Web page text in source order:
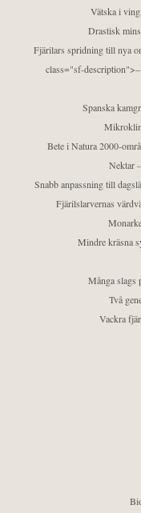
Vätska i
Drastisk
Fjärilars spridning till nya
class="sf-
Spanska
Bete i Natura 2000-
Nektar
Snabb anpassning till
Fjärilslarvernas
Mindre kräsna
Många slags
Två
Vackra